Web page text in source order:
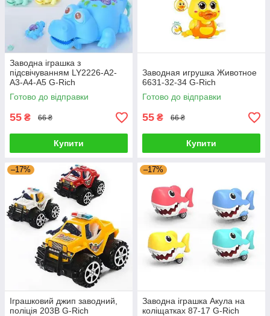
Заводна іграшка з
підсвічуванням LY2226-A2-
A3-A4-A5 G-Rich
Готово до відправки
55 ₴ 66 ₴
Купити
Заводная игрушка Животное
6631-32-34 G-Rich
Готово до відправки
55 ₴ 66 ₴
Купити
–17%
Іграшковий джип заводний,
поліція 203B G-Rich
–17%
Заводна іграшка Акула на
коліщатках 87-17 G-Rich